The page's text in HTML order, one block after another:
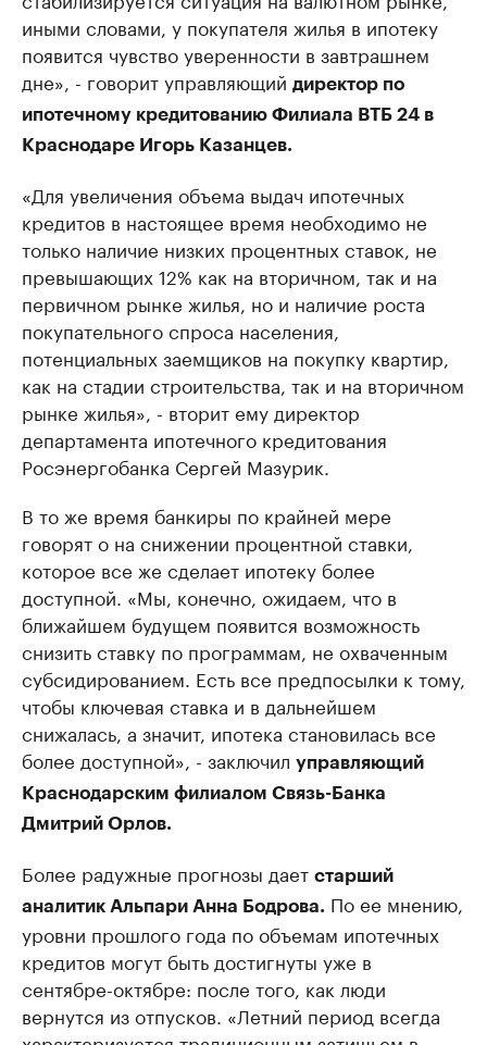
иными словами, у покупателя жилья в ипотеку
появится чувство уверенности в завтрашнем
дне», - говорит управляющий директор по
ипотечному кредитованию Филиала ВТБ 24 в
Краснодаре Игорь Казанцев.
«Для увеличения объема выдач ипотечных
кредитов в настоящее время необходимо не
только наличие низких процентных ставок, не
превышающих 12% как на вторичном, так и на
первичном рынке жилья, но и наличие роста
покупательного спроса населения,
потенциальных заемщиков на покупку квартир,
как на стадии строительства, так и на вторичном
рынке жилья», - вторит ему директор
департамента ипотечного кредитования
Росэнергобанка Сергей Мазурик.
В то же время банкиры по крайней мере
говорят о на снижении процентной ставки,
которое все же сделает ипотеку более
доступной. «Мы, конечно, ожидаем, что в
ближайшем будущем появится возможность
снизить ставку по программам, не охваченным
субсидированием. Есть все предпосылки к тому,
чтобы ключевая ставка и в дальнейшем
снижалась, а значит, ипотека становилась все
более доступной», - заключил управляющий
Краснодарским филиалом Связь-Банка
Дмитрий Орлов.
Более радужные прогнозы дает старший
аналитик Альпари Анна Бодрова. По ее мнению,
уровни прошлого года по объемам ипотечных
кредитов могут быть достигнуты уже в
сентябре-октябре: после того, как люди
вернутся из отпусков. «Летний период всегда